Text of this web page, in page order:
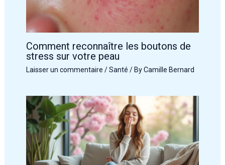
Comment reconnaître les boutons de
stress sur votre peau
Laisser un commentaire /Santé / ByCamille Bernard